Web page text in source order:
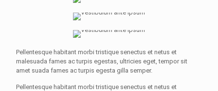
Pellentesque habitant morbi tristique senectus et netus et
malesuada fames ac turpis egestas, ultricies eget, tempor sit
amet suada fames ac turpis egesta gilla semper.
Pellentesque habitant morbi tristique senectus et netus et